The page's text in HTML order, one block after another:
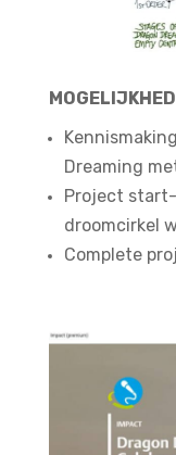
Dreaming
Project
droomcirkel
Complete